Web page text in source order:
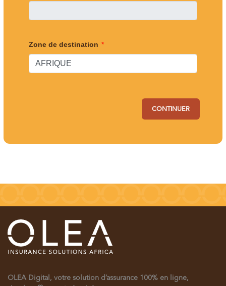
Zone de destination
CONTINUER
OLEA Digital, votre solution d’assurance 100% en ligne,